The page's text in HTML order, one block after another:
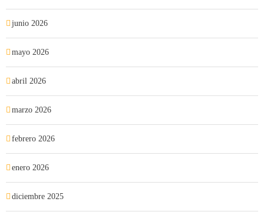
junio 2026
mayo 2026
abril 2026
marzo 2026
febrero 2026
enero 2026
diciembre 2025